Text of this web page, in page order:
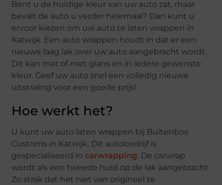
Bent u de huidige kleur van uw auto zat, maar
bevalt de auto u verder helemaal? Dan kunt u
ervoor kiezen om uw auto te laten wrappen in
Katwijk. Een auto wrappen houdt in dat er een
nieuwe laag lak over uw auto aangebracht wordt.
Dit kan mat of met glans en in iedere gewenste
kleur. Geef uw auto snel een volledig nieuwe
uitstraling voor een goede prijs!
Hoe werkt het?
U kunt uw auto laten wrappen bij Buitenbos
Customs in Katwijk. Dit autobedrijf is
gespecialiseerd in carwrapping. De carwrap
wordt als een tweede huid op de lak aangebracht.
Zo strak dat het niet van origineel te